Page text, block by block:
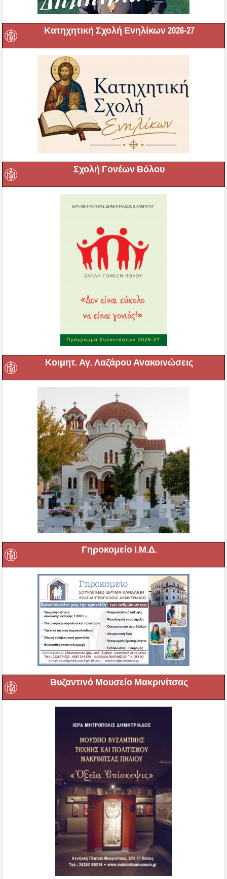
Κατηχητική Σχολή Ενηλίκων 2026-27
Σχολή Γονέων Βόλου
Κοιμητ. Αγ. Λαζάρου Ανακοινώσεις
Γηροκομείο Ι.Μ.Δ.
Βυζαντινό Μουσείο Μακρινίτσας